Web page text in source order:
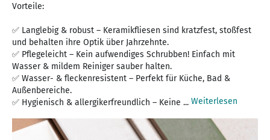
Vorteile:
✅ Langlebig & robust – Keramikfliesen sind kratzfest, stoßfest
und behalten ihre Optik über Jahrzehnte.
✅ Pflegeleicht – Kein aufwendiges Schrubben! Einfach mit
Wasser & mildem Reiniger sauber halten.
✅ Wasser- & fleckenresistent – Perfekt für Küche, Bad &
Außenbereiche.
✅ Hygienisch & allergikerfreundlich – Keine ... Weiterlesen